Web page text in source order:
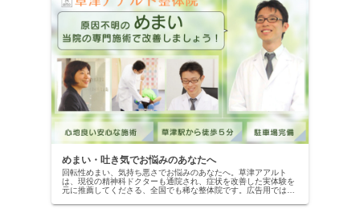
めまい・吐き気でお悩みのあなたへ
回転性めまい、気持ち悪さでお悩みのあなたへ。草津アアルト
は、現役の精神科ドクターも通院され、症状を改善した実体験を
元に推薦してくださる、全国でも稀な整体院です。広告用ではな
しませんか？